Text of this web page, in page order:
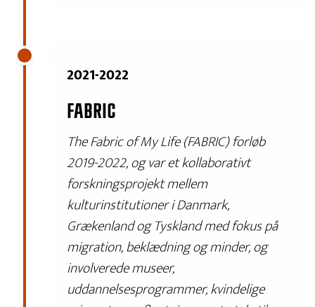
2021-2022
FABRIC
The Fabric of My Life (FABRIC) forløb
2019-2022, og var et kollaborativt
forskningsprojekt mellem
kulturinstitutioner i Danmark,
Grækenland og Tyskland med fokus på
migration, beklædning og minder, og
involverede museer,
uddannelsesprogrammer, kvindelige